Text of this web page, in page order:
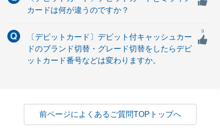
カードは何が違うのですか？
〔デビットカード〕デビット付キャッシュカー
ドのブランド切替・グレード切替をしたらデビ
ットカード番号などは変わりますか。
9
よくあるご質問TOPトップへ